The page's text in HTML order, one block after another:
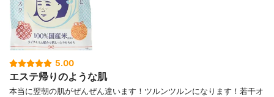
5.00
エステ帰りのような肌
本当に翌朝の肌がぜんぜん違います！ツルンツルンになります！若干オ